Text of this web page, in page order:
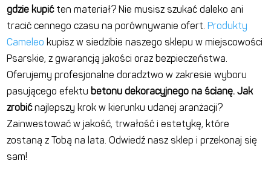
gdzie kupićten materiał? Nie musisz szukać daleko ani
tracićcennego czasu na porównywanie ofert.Produkty
Cameleo kupisz w siedzibie naszego sklepu w miejscowości
Psarskie, z gwarancją jakości oraz bezpieczeństwa.
Oferujemy profesjonalne doradztwo w zakresiewyboru
pasującego efektu betonu dekoracyjnego na ścianę. Jak
zrobićnajlepszy krok w kierunku udanej aranżacji?
Zainwestować w jakość, trwałość i estetykę, które
zostaną z Tobą na lata. Odwiedź nasz sklep i przekonaj się
sam!